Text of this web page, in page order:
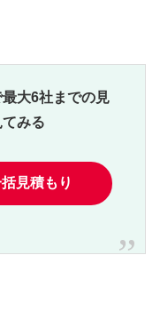
大6社までの見
みる
見積もり